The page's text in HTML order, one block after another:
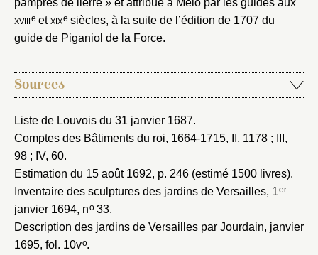
pampres de lierre » et attribué à Mélo par les guides aux
xviiie etxixe siècles, à la suite de l’édition de 1707 du
guide de Piganiol de la Force.
Sources
Liste de Louvois du 31 janvier 1687.
Comptes des Bâtiments du roi, 1664-1715, II, 1178 ; III,
98 ; IV, 60.
Estimation du 15 août 1692, p. 246 (estimé 1500 livres).
Inventaire des sculptures des jardins de Versailles, 1er
janvier 1694, no33.
Description des jardins de Versailles par Jourdain, janvier
1695, fol. 10vo.
Valider
Nouveau dossier
Créer et ajouter
Mot de passe
Envoyer
Vous n'êtes pas encore inscrit ? Créer un compte
Vous avez oublié votre mot de passe ?